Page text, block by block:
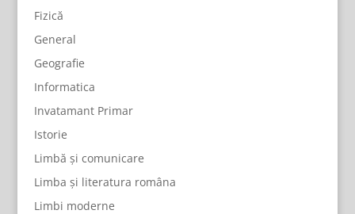
Fizică
General
Geografie
Informatica
Invatamant Primar
Istorie
Limbă și comunicare
Limba și literatura româna
Limbi moderne